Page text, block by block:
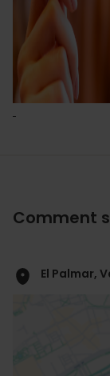
Comment
El Palmar,